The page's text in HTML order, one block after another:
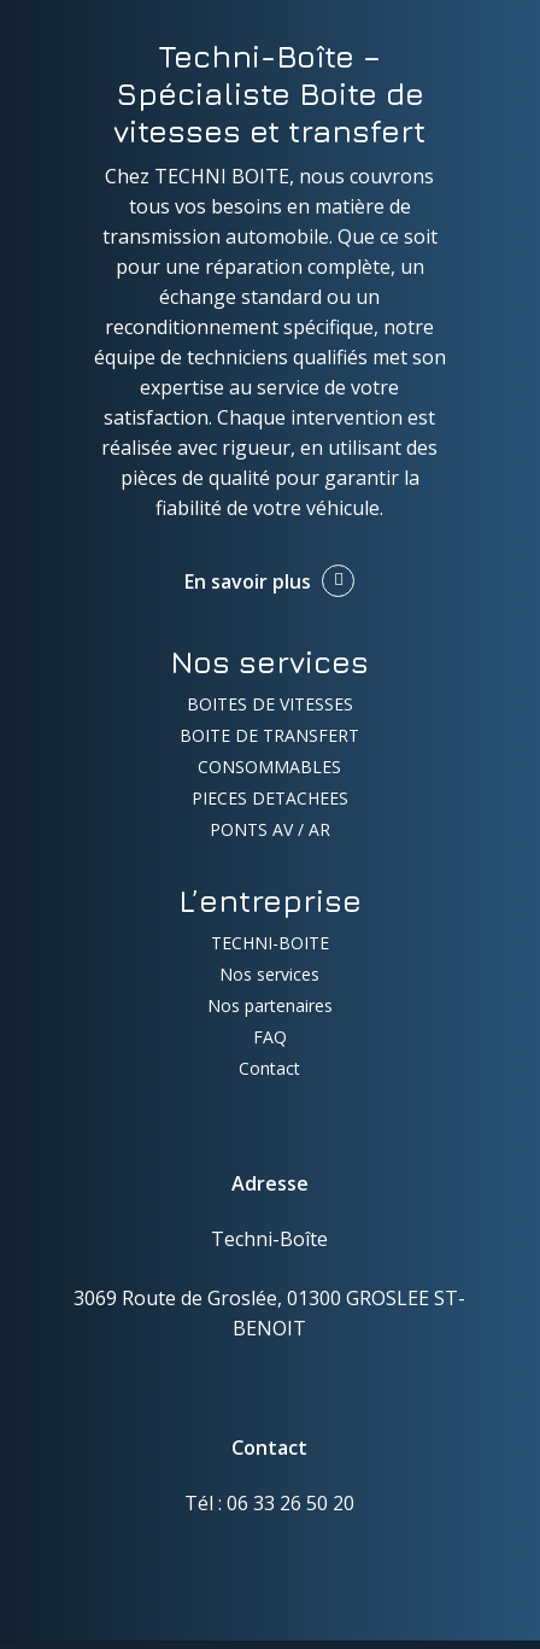
Techni-Boîte –
Spécialiste Boite de
vitesses et transfert
Chez TECHNI BOITE, nous couvrons
tous vos besoins en matière de
transmission automobile. Que ce soit
pour une réparation complète, un
échange standard ou un
reconditionnement spécifique, notre
équipe de techniciens qualifiés met son
expertise au service de votre
satisfaction. Chaque intervention est
réalisée avec rigueur, en utilisant des
pièces de qualité pour garantir la
fiabilité de votre véhicule.
En savoir plus
Nos services
BOITES DE VITESSES
BOITE DE TRANSFERT
CONSOMMABLES
PIECES DETACHEES
PONTS AV / AR
L’entreprise
TECHNI-BOITE
Nos services
Nos partenaires
FAQ
Contact
Adresse
Techni-Boîte
3069 Route de Groslée, 01300 GROSLEE ST-
BENOIT
Contact
Tél : 06 33 26 50 20